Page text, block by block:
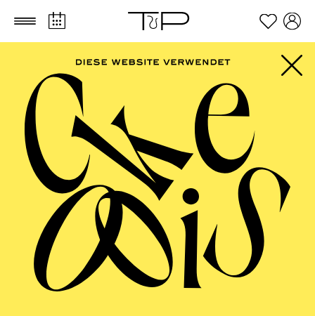
Zum Hauptinhalt springen Zum Footer springen
ESSENER
PHILHARMONIKER